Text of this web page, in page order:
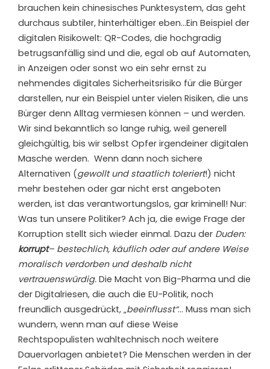
brauchen kein chinesisches Punktesystem, das geht
durchaus subtiler, hinterhältiger eben…Ein Beispiel der
digitalen Risikowelt: QR-Codes, die hochgradig
betrugsanfällig sind und die, egal ob auf Automaten,
in Anzeigen oder sonst wo ein sehr ernst zu
nehmendes digitales Sicherheitsrisiko für die Bürger
darstellen, nur ein Beispiel unter vielen Risiken, die uns
Bürger denn Alltag vermiesen können – und werden.
Wir sind bekanntlich so lange ruhig, weil generell
gleichgültig, bis wir selbst Opfer irgendeiner digitalen
Masche werden. Wenn dann noch sichere
Alternativen (gewollt und staatlich toleriert!) nicht
mehr bestehen oder gar nicht erst angeboten
werden, ist das verantwortungslos, gar kriminell! Nur:
Was tun unsere Politiker? Ach ja, die ewige Frage der
Korruption stellt sich wieder einmal. Dazu der Duden:
korrupt– bestechlich, käuflich oder auf andere Weise
moralisch verdorben und deshalb nicht
vertrauenswürdig. Die Macht von Big-Pharma und die
der Digitalriesen, die auch die EU-Politik, noch
freundlich ausgedrückt, „beeinflusst“… Muss man sich
wundern, wenn man auf diese Weise
Rechtspopulisten wahltechnisch noch weitere
Dauervorlagen anbietet? Die Menschen werden in der